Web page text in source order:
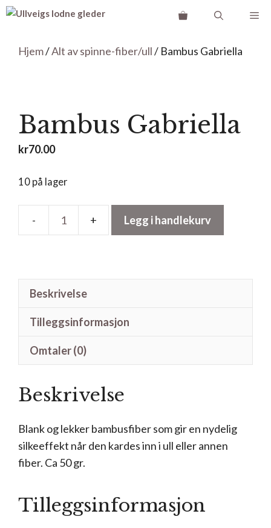
Hopp
Hjem/Alt av spinne-fiber/ull/ Bambus Gabriella
Bambus Gabriella
kr70.00
10 på lager
Bambus
Legg i handlekurv
Beskrivelse
Tilleggsinformasjon
Omtaler (0)
Beskrivelse
Blank og lekker bambusfiber som gir en nydelig
silkeeffekt når den kardes inn i ull eller annen
fiber. Ca 50 gr.
Tilleggsinformasjon